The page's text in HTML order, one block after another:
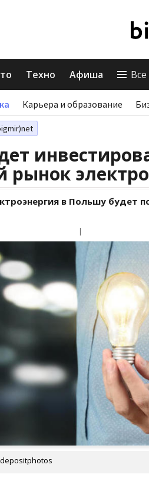
Техно Афиша
Карьера и образование
рынок
в Польшу будет
|